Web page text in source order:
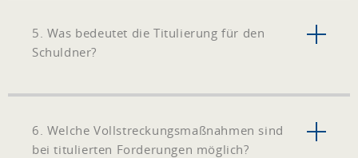
5. Was bedeutet die Titulierung für den
Schuldner?
6. Welche Vollstreckungsmaßnahmen sind
bei titulierten Forderungen möglich?